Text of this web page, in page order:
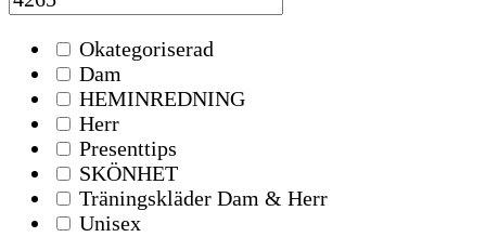
Okategoriserad
Dam
HEMINREDNING
Herr
Presenttips
SKÖNHET
Träningskläder Dam & Herr
Unisex